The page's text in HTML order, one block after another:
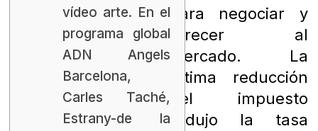
vídeo arte. En el
programa global
ADN Angels
Barcelona, ​​
Carles Taché,
Estrany-de la
para negociar y
ofrecer al
mercado. La
última reducción
del impuesto
redujo la tasa